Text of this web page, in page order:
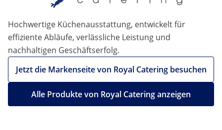
Hochwertige Küchenausstattung, entwickelt für
effiziente Abläufe, verlässliche Leistung und
nachhaltigen Geschäftserfolg.
Jetzt die Markenseite von Royal Catering besuchen
Alle Produkte von Royal Catering anzeigen